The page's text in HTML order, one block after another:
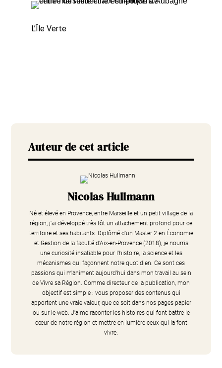
L’Île Verte
Auteur de cet article
Nicolas Hullmann
Né et élevé en Provence, entre Marseille et un petit village de la
région, j'ai développé très tôt un attachement profond pour ce
territoire et ses habitants. Diplômé d'un Master 2 en Économie
et Gestion de la faculté d'Aix-en-Provence (2018), je nourris
une curiosité insatiable pour l'histoire, la science et les
mécanismes qui façonnent notre quotidien. Ce sont ces
passions qui m'animent aujourd'hui dans mon travail au sein
de Vivre sa Région. Comme directeur de la publication, mon
objectif est simple : vous proposer des contenus qui
apportent une vraie valeur, que ce soit dans nos pages papier
ou sur le web. J'aime raconter les histoires qui font battre le
cœur de notre région et mettre en lumière ceux qui la font
vivre.